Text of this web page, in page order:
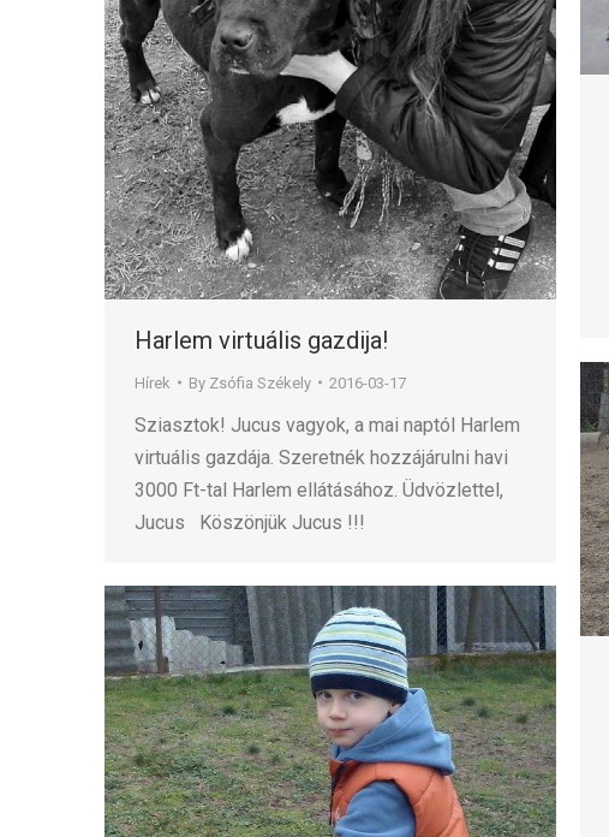
Harlem virtuális gazdija!
Hírek By Zsófia Székely 2016-03-17
Sziasztok! Jucus vagyok, a mai naptól Harlem
virtuális gazdája. Szeretnék hozzájárulni havi
3000 Ft-tal Harlem ellátásához. Üdvözlettel,
Jucus Köszönjük Jucus !!!